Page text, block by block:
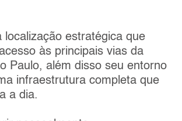
localização estratégica que
às principais vias da
Paulo, além disso seu entorno
infraestrutura completa que
a dia.